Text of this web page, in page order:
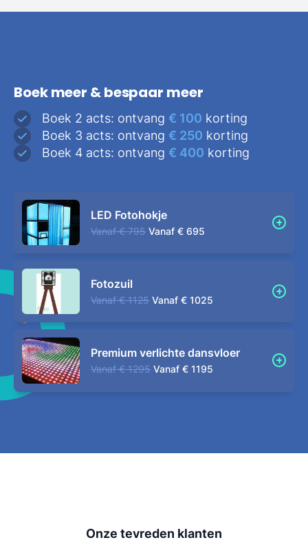
Boek meer & bespaar meer
Boek 2 acts: ontvang € 100 korting
Boek 3 acts: ontvang € 250 korting
Boek 4 acts: ontvang € 400 korting
LED Fotohokje
Vanaf € 795 Vanaf € 695
Fotozuil
Vanaf € 1125 Vanaf € 1025
Premium verlichte dansvloer
Vanaf € 1295 Vanaf € 1195
Onze tevreden klanten